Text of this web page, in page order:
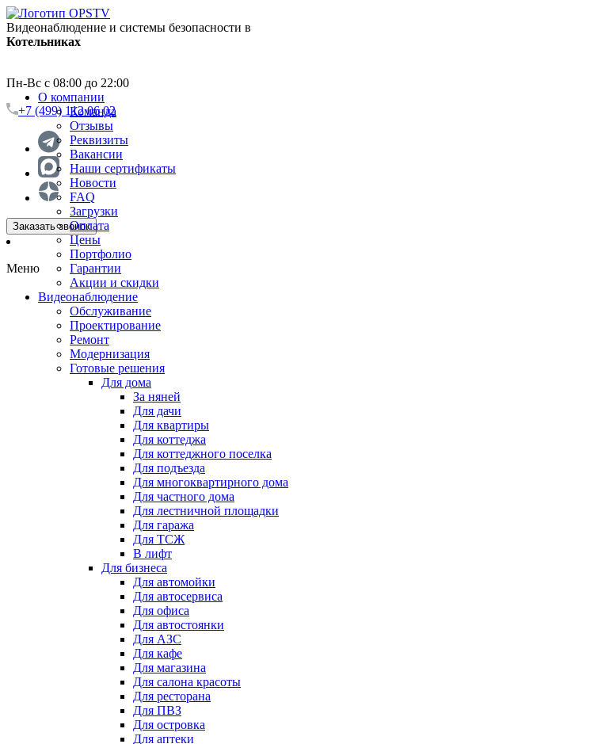
Видеонаблюдение и системы безопасности в
Котельниках
Пн-Вс с 08:00 до 22:00
+7 (499) 112 06 02
Заказать звонок
Меню
О компании
Команда
Отзывы
Реквизиты
Вакансии
Наши сертификаты
Новости
FAQ
Загрузки
Оплата
Цены
Портфолио
Гарантии
Акции и скидки
Видеонаблюдение
Обслуживание
Проектирование
Ремонт
Модернизация
Готовые решения
Для дома
За няней
Для дачи
Для квартиры
Для коттеджа
Для коттеджного поселка
Для подъезда
Для многоквартирного дома
Для частного дома
Для лестничной площадки
Для гаража
Для ТСЖ
В лифт
Для бизнеса
Для автомойки
Для автосервиса
Для офиса
Для автостоянки
Для АЗС
Для кафе
Для магазина
Для салона красоты
Для ресторана
Для ПВЗ
Для островка
Для аптеки